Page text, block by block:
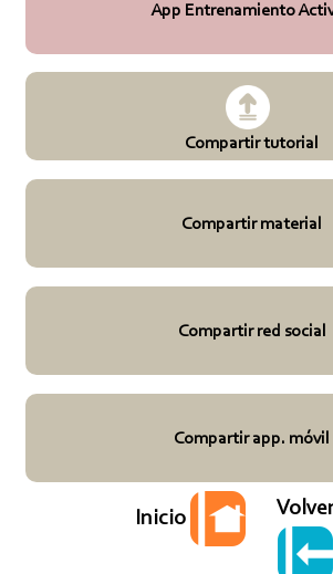
App Entrenamiento
Compartir tutorial
Compartir material
Compartir red social
Compartir app. móvil
Inicio